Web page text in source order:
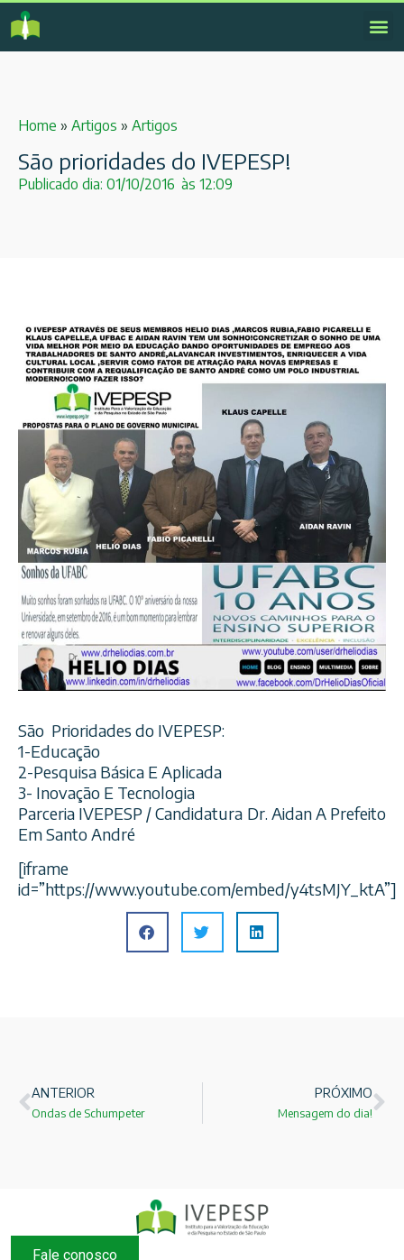
Home » Artigos » Artigos
São prioridades do IVEPESP!
Publicado dia: 01/10/2016 às 12:09
São Prioridades do IVEPESP:
1-Educação
2-Pesquisa Básica E Aplicada
3- Inovação E Tecnologia
Parceria IVEPESP / Candidatura Dr. Aidan A Prefeito
Em Santo André
[iframe
id=”https://www.youtube.com/embed/y4tsMJY_ktA”]
ANTERIOR
Ondas de Schumpeter
PRÓXIMO
Mensagem do dia!
Fale conosco